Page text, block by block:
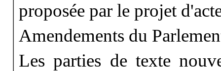
proposée par le projet
Amendements du
Les parties de texte